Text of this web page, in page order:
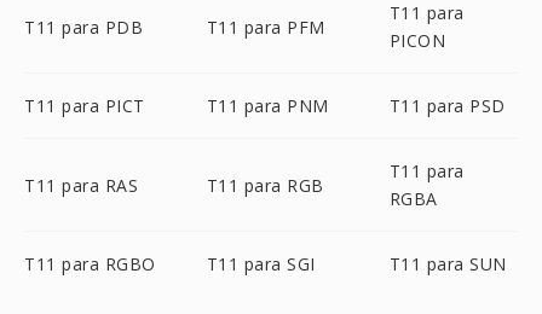
T11 para PDB T11 para PFM
T11 para
PICON
T11 para PICT T11 para PNM T11 para PSD
T11 para RAS T11 para RGB
T11 para
RGBA
T11 para RGBO T11 para SGI T11 para SUN